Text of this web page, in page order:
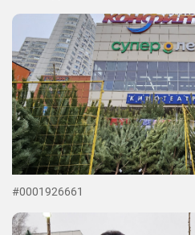
#0001926661